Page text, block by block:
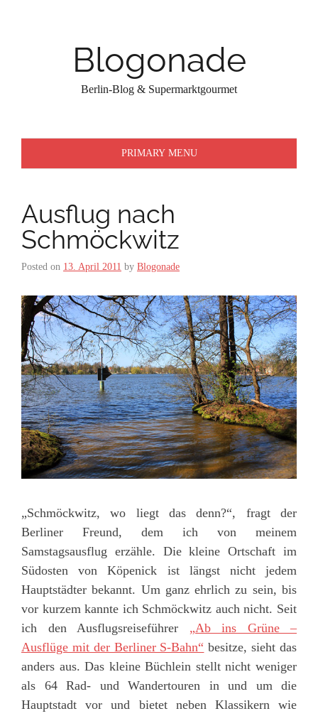
Blogonade
Berlin-Blog & Supermarktgourmet
PRIMARY MENU
Ausflug nach
Schmöckwitz
Posted on 13. April 2011 by Blogonade
„Schmöckwitz, wo liegt das denn?“, fragt der
Berliner Freund, dem ich von meinem
Samstagsausflug erzähle. Die kleine Ortschaft im
Südosten von Köpenick ist längst nicht jedem
Hauptstädter bekannt. Um ganz ehrlich zu sein, bis
vor kurzem kannte ich Schmöckwitz auch nicht. Seit
ich den Ausflugsreiseführer „Ab ins Grüne –
Ausflüge mit der Berliner S-Bahn“ besitze, sieht das
anders aus. Das kleine Büchlein stellt nicht weniger
als 64 Rad- und Wandertouren in und um die
Hauptstadt vor und bietet neben Klassikern wie